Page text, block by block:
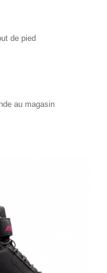
de pied
au magasin